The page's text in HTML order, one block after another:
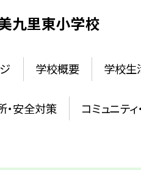
九里東小学校
学校概要 学校生
・安全対策 コミュニティ